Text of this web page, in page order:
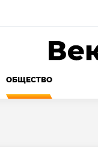
ОБЩЕСТВО